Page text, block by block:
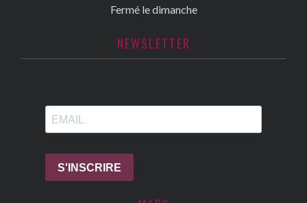
Fermé le dimanche
NEWSLETTER